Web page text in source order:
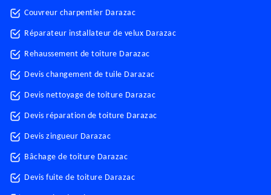
Couvreur charpentier Darazac
Réparateur installateur de velux Darazac
Rehaussement de toiture Darazac
Devis changement de tuile Darazac
Devis nettoyage de toiture Darazac
Devis réparation de toiture Darazac
Devis zingueur Darazac
Bâchage de toiture Darazac
Devis fuite de toiture Darazac